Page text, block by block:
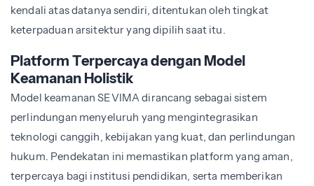
kendali atas datanya sendiri, ditentukan oleh tingkat
keterpaduan arsitektur yang dipilih saat itu.
Platform Terpercaya dengan Model
Keamanan Holistik
Model keamanan SEVIMA dirancang sebagai sistem
perlindungan menyeluruh yang mengintegrasikan
teknologi canggih, kebijakan yang kuat, dan perlindungan
hukum. Pendekatan ini memastikan platform yang aman,
terpercaya bagi institusi pendidikan, serta memberikan